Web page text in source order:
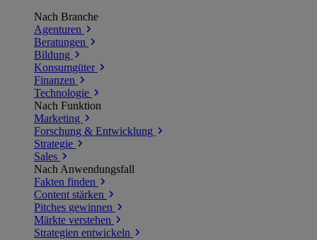
Nach Branche
Agenturen
Beratungen
Bildung
Konsumgüter
Finanzen
Technologie
Nach Funktion
Marketing
Forschung & Entwicklung
Strategie
Sales
Nach Anwendungsfall
Fakten finden
Content stärken
Pitches gewinnen
Märkte verstehen
Strategien entwickeln